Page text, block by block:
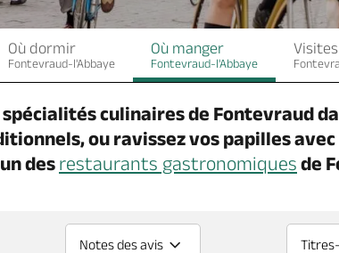
Où dormir
Fontevraud-l'Abbaye
Où manger
Fontevraud-l'Abbaye
culinaires de Fontevraud
ou ravissez vos papilles
des restaurants gastronomiques de
Notes des avis